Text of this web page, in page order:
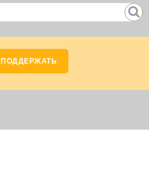
ПОДДЕРЖАТЬ